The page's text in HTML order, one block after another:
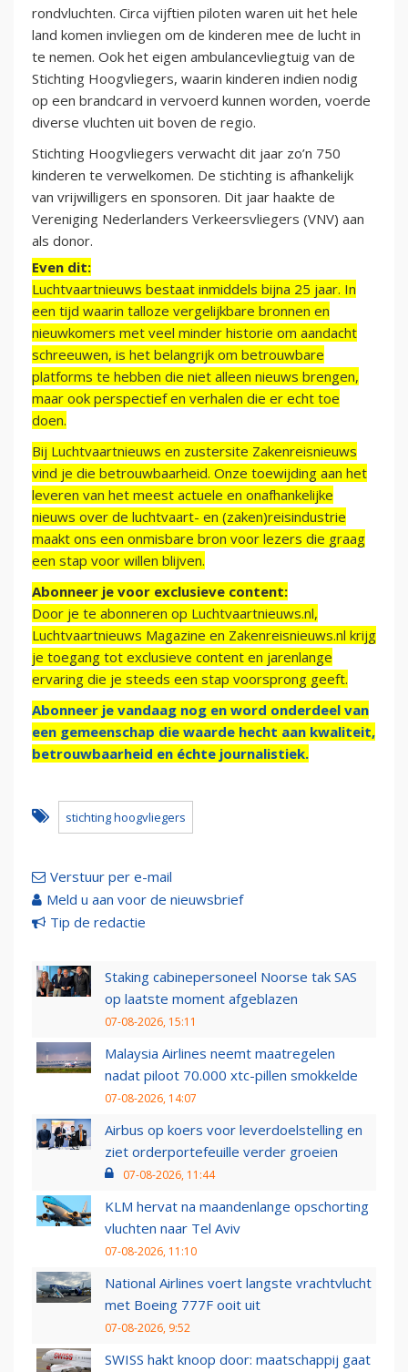
rondvluchten. Circa vijftien piloten waren uit het hele
land komen invliegen om de kinderen mee de lucht in
te nemen. Ook het eigen ambulancevliegtuig van de
Stichting Hoogvliegers, waarin kinderen indien nodig
op een brandcard in vervoerd kunnen worden, voerde
diverse vluchten uit boven de regio.
Stichting Hoogvliegers verwacht dit jaar zo’n 750
kinderen te verwelkomen. De stichting is afhankelijk
van vrijwilligers en sponsoren. Dit jaar haakte de
Vereniging Nederlanders Verkeersvliegers (VNV) aan
als donor.
Even dit:
Luchtvaartnieuws bestaat inmiddels bijna 25 jaar. In
een tijd waarin talloze vergelijkbare bronnen en
nieuwkomers met veel minder historie om aandacht
schreeuwen, is het belangrijk om betrouwbare
platforms te hebben die niet alleen nieuws brengen,
maar ook perspectief en verhalen die er echt toe
doen.
Bij Luchtvaartnieuws en zustersite Zakenreisnieuws
vind je die betrouwbaarheid. Onze toewijding aan het
leveren van het meest actuele en onafhankelijke
nieuws over de luchtvaart- en (zaken)reisindustrie
maakt ons een onmisbare bron voor lezers die graag
een stap voor willen blijven.
Abonneer je voor exclusieve content:
Door je te abonneren op Luchtvaartnieuws.nl,
Luchtvaartnieuws Magazine en Zakenreisnieuws.nl krijg
je toegang tot exclusieve content en jarenlange
ervaring die je steeds een stap voorsprong geeft.
Abonneer je vandaag nog en word onderdeel van
een gemeenschap die waarde hecht aan kwaliteit,
betrouwbaarheid en échte journalistiek.
stichting hoogvliegers
Verstuur per e-mail
Meld u aan voor de nieuwsbrief
Tip de redactie
Staking cabinepersoneel Noorse tak SAS
op laatste moment afgeblazen
07-08-2026, 15:11
Malaysia Airlines neemt maatregelen
nadat piloot 70.000 xtc-pillen smokkelde
07-08-2026, 14:07
Airbus op koers voor leverdoelstelling en
ziet orderportefeuille verder groeien
07-08-2026, 11:44
KLM hervat na maandenlange opschorting
vluchten naar Tel Aviv
07-08-2026, 11:10
National Airlines voert langste vrachtvlucht
met Boeing 777F ooit uit
07-08-2026, 9:52
SWISS hakt knoop door: maatschappij gaat